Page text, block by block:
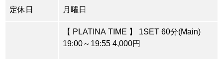
定休日 月曜日
【 PLATINA TIME 】 1SET 60分(Main)
19:00～19:55 4,000円